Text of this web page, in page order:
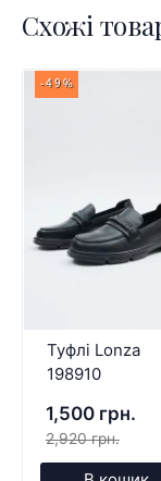
Схожі
-49%
Туфлі Lonza
198910
1,500 грн.
2,920 грн.